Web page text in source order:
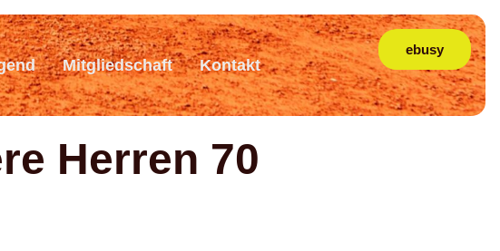
Mitgliedschaft Kontakt
ebusy
Herren 70